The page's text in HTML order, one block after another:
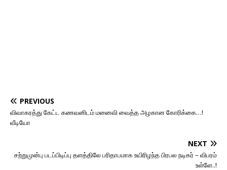
PREVIOUS
விவாகரத்து கேட்ட கணவனிடம் மனைவி வைத்த அழகான கோரிக்கை…!
வீடியோ
NEXT
சற்றுமுன்பு படப்பிடிப்பு தளத்திலே பரிதாபமாக உயிரிழந்த பிரபல நடிகர் – விபரம்
உள்ளே..!